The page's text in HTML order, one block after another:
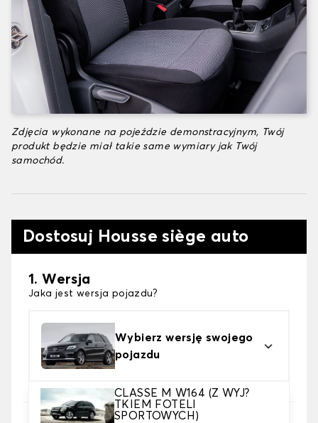
Zdjęcia wykonane na pojeździe demonstracyjnym, Twój
produkt będzie miał takie same wymiary jak Twój
samochód.
Dostosuj Housse siège auto
1. Wersja
Jaka jest wersja pojazdu?
Wybierz wersję swojego
pojazdu
CLASSE M W164 (Z WYJ?
TKIEM FOTELI
SPORTOWYCH)